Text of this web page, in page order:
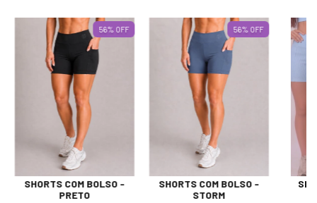
56% OFF
SHORTS COM BOLSO -
PRETO
56% OFF
SHORTS COM BOLSO -
STORM